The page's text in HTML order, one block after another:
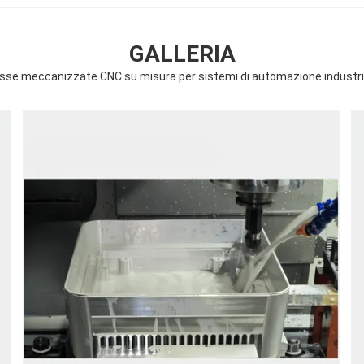
GALLERIA
meccanizzate CNC su misura per sistemi di automazione